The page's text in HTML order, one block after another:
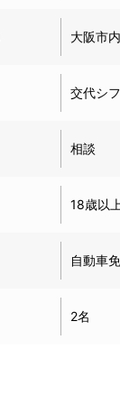
大阪市
交代シ
相談
18歳以
自動車
2名